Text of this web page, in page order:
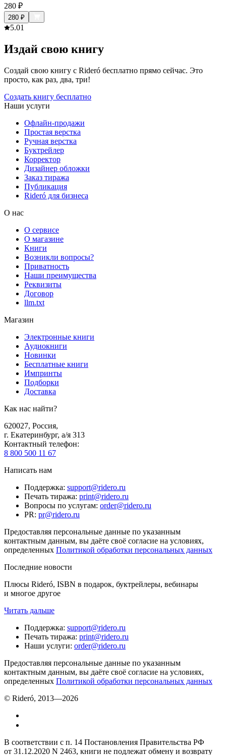
280 ₽
280 ₽
5.01
Издай свою книгу
Создай свою книгу с Rideró бесплатно прямо сейчас. Это
просто, как раз, два, три!
Создать книгу бесплатно
Наши услуги
Офлайн-продажи
Простая верстка
Ручная верстка
Буктрейлер
Корректор
Дизайнер обложки
Заказ тиража
Публикация
Rideró для бизнеса
О нас
О сервисе
О магазине
Книги
Возникли вопросы?
Приватность
Наши преимущества
Реквизиты
Договор
llm.txt
Магазин
Электронные книги
Аудиокниги
Новинки
Бесплатные книги
Импринты
Подборки
Доставка
Как нас найти?
620027, Россия,
г. Екатеринбург, а/я 313
Контактный телефон:
8 800 500 11 67
Написать нам
Поддержка: support@ridero.ru
Печать тиража: print@ridero.ru
Вопросы по услугам: order@ridero.ru
PR: pr@ridero.ru
Предоставляя персональные данные по указанным
контактным данным, вы даёте своё согласие на условиях,
определенных Политикой обработки персональных данных
Последние новости
Плюсы Rideró, ISBN в подарок, буктрейлеры, вебинары
и многое другое
Читать дальше
Поддержка: support@ridero.ru
Печать тиража: print@ridero.ru
Наши услуги: order@ridero.ru
Предоставляя персональные данные по указанным
контактным данным, вы даёте своё согласие на условиях,
определенных Политикой обработки персональных данных
© Rideró, 2013—2026
В соответствии с п. 14 Постановления Правительства РФ
от 31.12.2020 N 2463, книги не подлежат обмену и возврату